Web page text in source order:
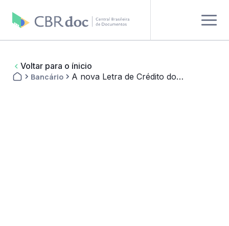
Bancário
A nova Letra de Crédito do
Voltar para o ínicio